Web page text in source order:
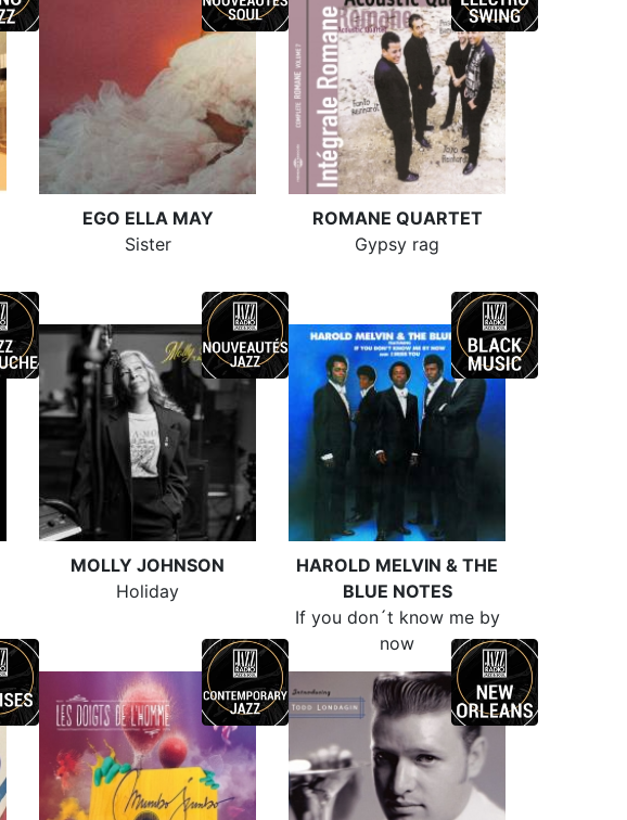
EGO ELLA MAY
Sister
ROMANE QUARTET
Gypsy rag
MOLLY JOHNSON
Holiday
HAROLD MELVIN & THE
BLUE NOTES
If you don´t know me by
now